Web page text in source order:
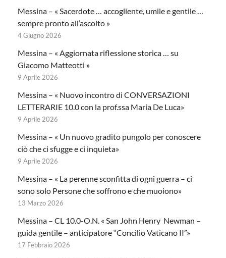
Messina – « Sacerdote … accogliente, umile e gentile …
sempre pronto all’ascolto »
4 Giugno 2026
Messina – « Aggiornata riflessione storica … su
Giacomo Matteotti »
9 Aprile 2026
Messina – « Nuovo incontro di CONVERSAZIONI
LETTERARIE 10.0 con la prof.ssa Maria De Luca»
9 Aprile 2026
Messina – « Un nuovo gradito pungolo per conoscere
ciò che ci sfugge e ci inquieta»
9 Aprile 2026
Messina – « La perenne sconfitta di ogni guerra – ci
sono solo Persone che soffrono e che muoiono»
13 Marzo 2026
Messina – CL 10.0-O.N. « San John Henry Newman –
guida gentile – anticipatore “Concilio Vaticano II”»
17 Febbraio 2026